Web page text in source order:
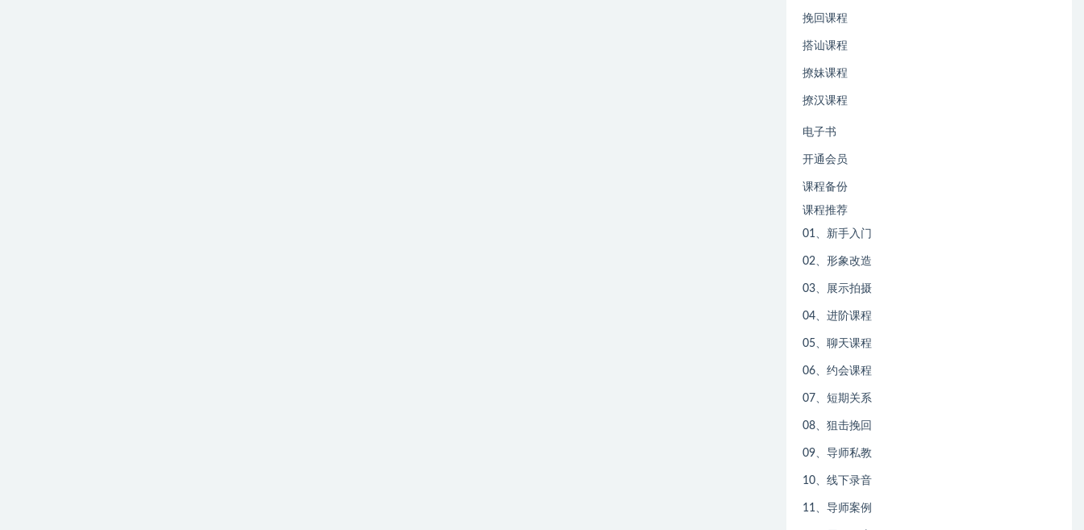
挽回课程
搭讪课程
撩妹课程
撩汉课程
电子书
开通会员
课程备份
课程推荐
01、新手入门
02、形象改造
03、展示拍摄
04、进阶课程
05、聊天课程
06、约会课程
07、短期关系
08、狙击挽回
09、导师私教
10、线下录音
11、导师案例